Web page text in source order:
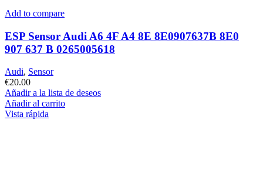
Add to compare
ESP Sensor Audi A6 4F A4 8E 8E0907637B 8E0
907 637 B 0265005618
Audi, Sensor
€20.00
Añadir a la lista de deseos
Añadir al carrito
Vista rápida